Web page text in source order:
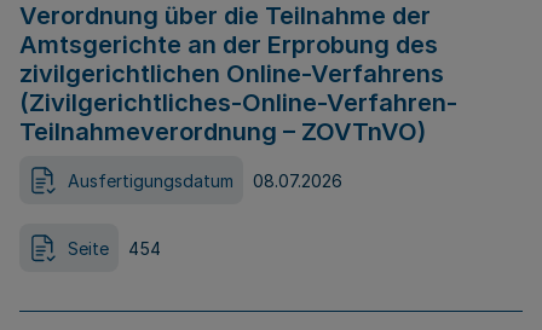
Verordnung über die Teilnahme der
Amtsgerichte an der Erprobung des
zivilgerichtlichen Online-Verfahrens
(Zivilgerichtliches-Online-Verfahren-
Teilnahmeverordnung – ZOVTnVO)
Ausfertigungsdatum 08.07.2026
Seite 454